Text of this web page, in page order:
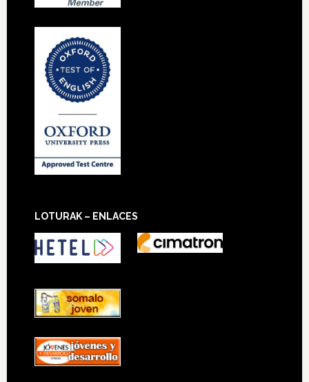
LOTURAK – ENLACES